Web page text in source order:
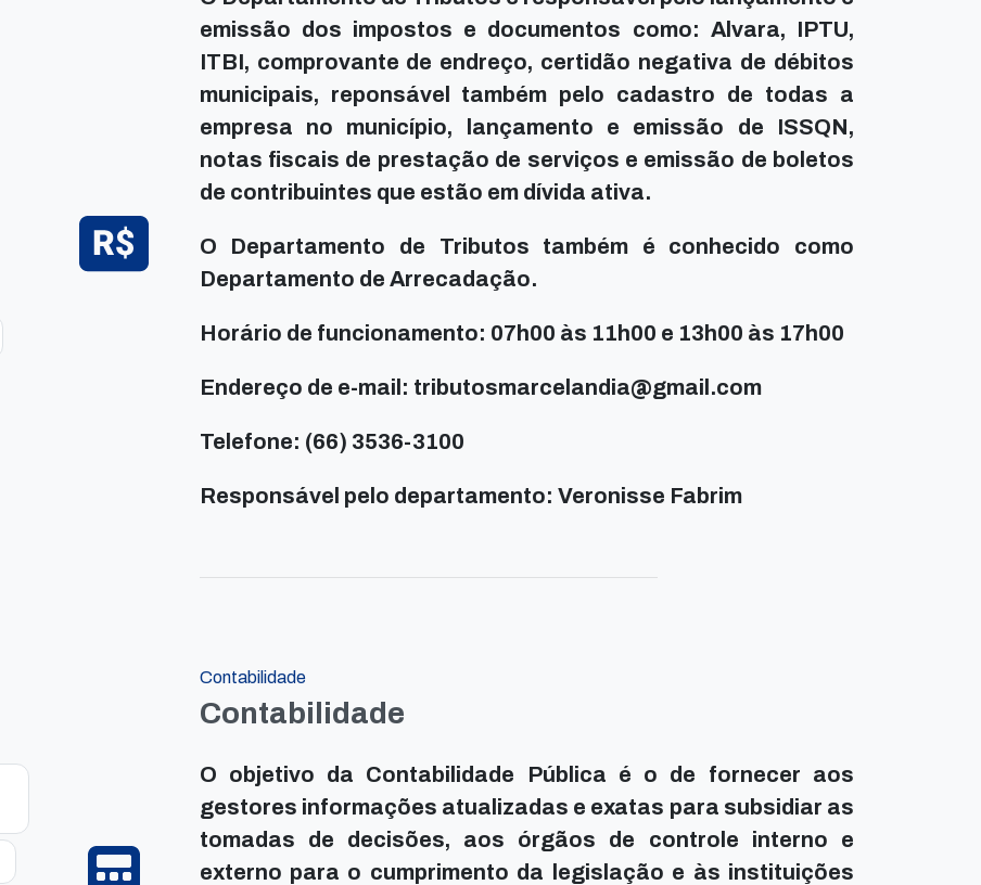
emissão dos impostos e documentos como: Alvara, IPTU,
ITBI, comprovante de endreço, certidão negativa de débitos
municipais, reponsável também pelo cadastro de todas a
empresa no município, lançamento e emissão de ISSQN,
notas fiscais de prestação de serviços e emissão de boletos
de contribuintes que estão em dívida ativa.
O Departamento de Tributos também é conhecido como
Departamento de Arrecadação.
Horário de funcionamento: 07h00 às 11h00 e 13h00 às 17h00
Endereço de e-mail: tributosmarcelandia@gmail.com
Telefone: (66) 3536-3100
Responsável pelo departamento: Veronisse Fabrim
Contabilidade
Contabilidade
O objetivo da Contabilidade Pública é o de fornecer aos
gestores informações atualizadas e exatas para subsidiar as
tomadas de decisões, aos órgãos de controle interno e
externo para o cumprimento da legislação e às instituições